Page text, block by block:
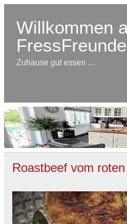
Skip
contentWillkommen
Zuhause gut essen …
Roastbeef vom